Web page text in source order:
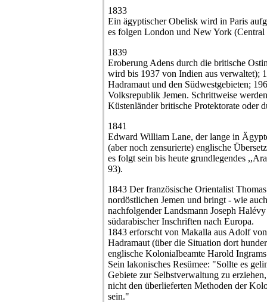
1833
Ein ägyptischer Obelisk wird in Paris
es folgen London und New York (Central
1839
Eroberung Adens durch die britische
wird bis 1937 von Indien aus verwaltet);
Hadramaut und den Südwestgebieten;
Volksrepublik Jemen. Schrittweise
Küstenländer britische Protektorate oder
1841
Edward William Lane, der lange in
(aber noch zensurierte) englische
es folgt sein bis heute grundlegendes
93).
1843 Der französische Orientalist
nordöstlichen Jemen und bringt - wie
nachfolgender Landsmann Joseph
südarabischer Inschriften nach Europa.
1843 erforscht von Makalla aus Adolf
Hadramaut (über die Situation dort
englische Kolonialbeamte Harold
Sein lakonisches Resümee: "Sollte es
Gebiete zur Selbstverwaltung zu
nicht den überlieferten Methoden der
sein."